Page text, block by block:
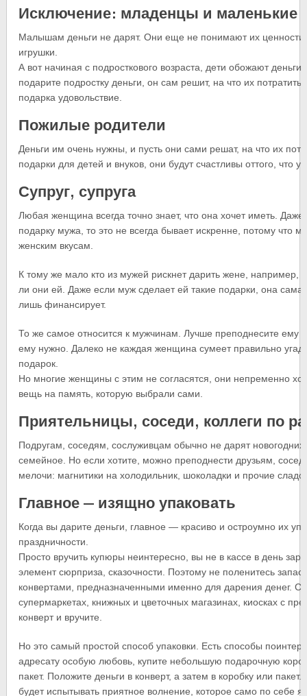
Исключение: младенцы и маленькие
Малышам деньги не дарят. Они еще не понимают их
игрушки.
А вот начиная с подросткового возраста, дети обожают
подарите подростку деньги, он сам решит, на что их
подарка удовольствие.
Пожилые родители
Деньги им очень нужны, и пусть они сами решат, на что их
подарки для детей и внуков, они будут счастливы оттого, что у
Супруг, супруга
Любая женщина всегда точно знает, что она хочет иметь.
подарку мужа, то это не всегда бывает искренне, потому что
женским вкусам.
К тому же мало кто из мужей рискнет дарить жене, например,
ли они ей. Даже если муж сделает ей такие подарки, она сама
лишь финансирует.
То же самое относится к мужчинам. Лучше преподнесите ему
ему нужно. Далеко не каждая женщина сумеет правильно
подарок.
Но многие женщины с этим не согласятся, они непременно
вещь на память, которую выбрали сами.
Приятельницы, соседи, коллеги по
Подругам, соседям, сослуживцам обычно не дарят новогодних
семейное. Но если хотите, можно преподнести друзьям,
мелочи: магнитики на холодильник, шоколадки и прочие
Главное — изящно упаковать
Когда вы дарите деньги, главное — красиво и остроумно их
праздничности.
Просто вручить купюры неинтересно, вы не в кассе в день
элемент сюрприза, сказочности. Поэтому не поленитесь
конвертами, предназначенными именно для дарения денег.
супермаркетах, книжных и цветочных магазинах, киосках с
конверт и вручите.
Но это самый простой способ упаковки. Есть способы
адресату особую любовь, купите небольшую подарочную
пакет. Положите деньги в конверт, а затем в коробку или
будет испытывать приятное волнение, которое само по себе